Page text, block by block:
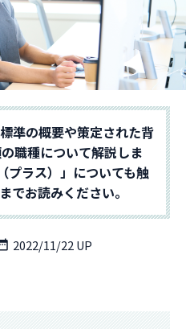
準の概要や策定された背
職種について解説しま
プラス）」についても触
でお読みください。
2022/11/22 UP